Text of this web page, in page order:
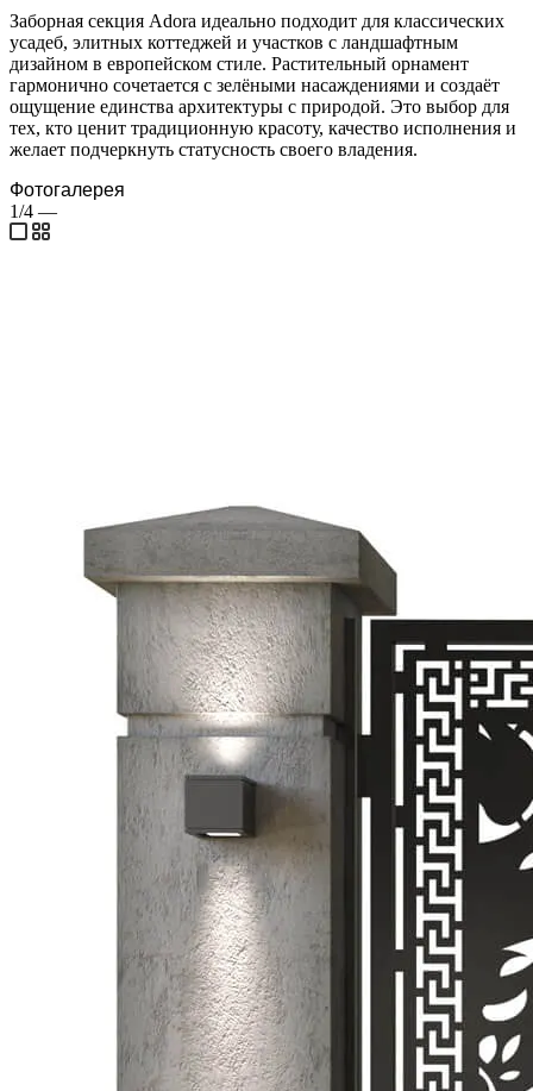
Заборная секция Adora идеально подходит для классических
усадеб, элитных коттеджей и участков с ландшафтным
дизайном в европейском стиле. Растительный орнамент
гармонично сочетается с зелёными насаждениями и создаёт
ощущение единства архитектуры с природой. Это выбор для
тех, кто ценит традиционную красоту, качество исполнения и
желает подчеркнуть статусность своего владения.
Фотогалерея
1/4 —